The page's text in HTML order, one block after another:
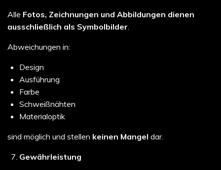
Alle Fotos, Zeichnungen und Abbildungen dienen
ausschließlich als Symbolbilder.
Abweichungen in:
Design
Ausführung
Farbe
Schweißnähten
Materialoptik
sind möglich und stellen keinen Mangel dar.
Gewährleistung